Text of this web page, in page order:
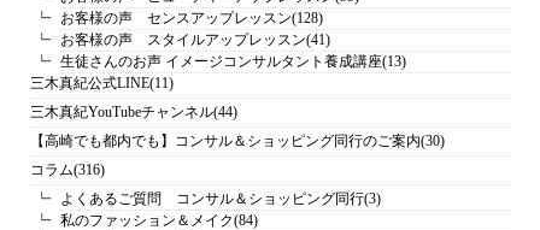
お客様の声 センスアップレッスン(128)
お客様の声 スタイルアップレッスン(41)
生徒さんのお声 イメージコンサルタント養成講座(13)
三木真紀公式LINE(11)
三木真紀YouTubeチャンネル(44)
【高崎でも都内でも】コンサル＆ショッピング同行のご案内(30)
コラム(316)
よくあるご質問 コンサル＆ショッピング同行(3)
私のファッション＆メイク(84)